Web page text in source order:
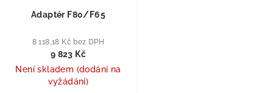
Adaptér F80/F65
8 118,18 Kč bez DPH
9 823 Kč
Není skladem (dodání na
vyžádání)